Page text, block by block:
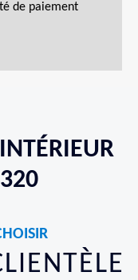
de paiement